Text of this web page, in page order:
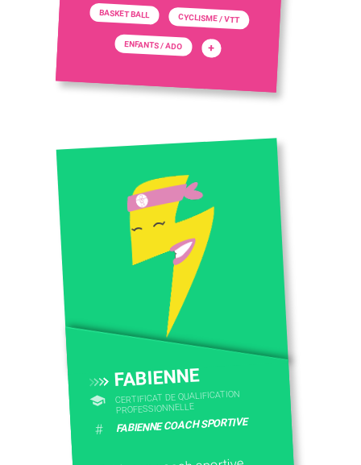
BASKET BALL CYCLISME / VTT
ENFANTS / ADO +
FABIENNE
CERTIFICAT DE QUALIFICATION
PROFESSIONNELLE
# FABIENNE COACH SPORTIVE